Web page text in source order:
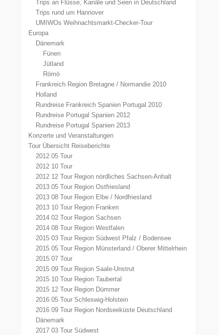
Trips an Flüsse, Kanäle und Seen in Deutschland
Trips rund um Hannover
UMIWOs Weihnachtsmarkt-Checker-Tour
Europa
Dänemark
Fünen
Jütland
Römö
Frankreich Region Bretagne / Normandie 2010
Holland
Rundreise Frankreich Spanien Portugal 2010
Rundreise Portugal Spanien 2012
Rundreise Portugal Spanien 2013
Konzerte und Veranstaltungen
Tour Übersicht Reiseberichte
2012 05 Tour
2012 10 Tour
2012 12 Tour Region nördliches Sachsen-Anhalt
2013 05 Tour Region Ostfriesland
2013 08 Tour Region Elbe / Nordfriesland
2013 10 Tour Region Franken
2014 02 Tour Region Sachsen
2014 08 Tour Region Westfalen
2015 03 Tour Region Südwest Pfalz / Bodensee
2015 05 Tour Region Münsterland / Oberer Mittelrhein
2015 07 Tour
2015 09 Tour Region Saale-Unstrut
2015 10 Tour Region Taubertal
2015 12 Tour Region Dümmer
2016 05 Tour Schleswig-Holstein
2016 09 Tour Region Nordseeküste Deutschland
Dänemark
2017 03 Tour Südwest